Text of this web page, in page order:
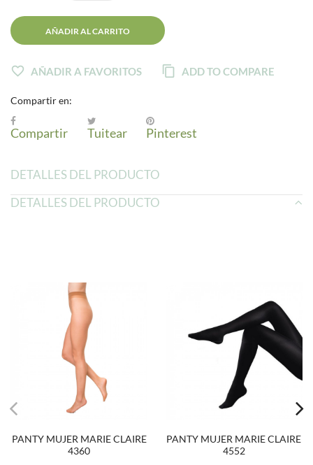
AÑADIR AL CARRITO
AÑADIR A FAVORITOS ADD TO COMPARE
Compartir en:
Compartir Tuitear Pinterest
DETALLES DEL PRODUCTO
DETALLES DEL PRODUCTO
PANTY MUJER MARIE CLAIRE
4360
PANTY MUJER MARIE CLAIRE
4552